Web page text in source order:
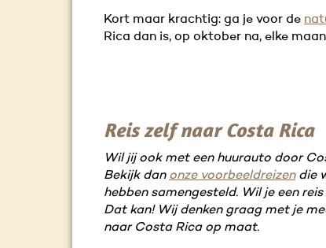
Kort maar krachtig: ga je voor de
Rica dan is, op oktober na, elke
Reis zelf naar Costa Rica
Wil jij ook met een huurauto door
Bekijk dan onze voorbeeldreizendie
hebben samengesteld. Wil je een
Dat kan! Wij denken graag met je
naar Costa Rica op maat.